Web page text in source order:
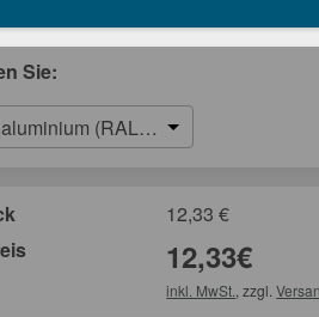
Sie:
(RAL 9006)
12,33 €
12,33€
inkl. MwSt. , zzgl.